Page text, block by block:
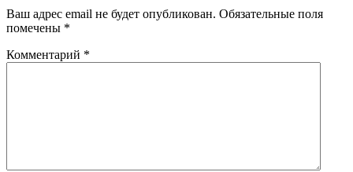
Ваш адрес email не будет опубликован. Обязательные поля
помечены *
Комментарий *